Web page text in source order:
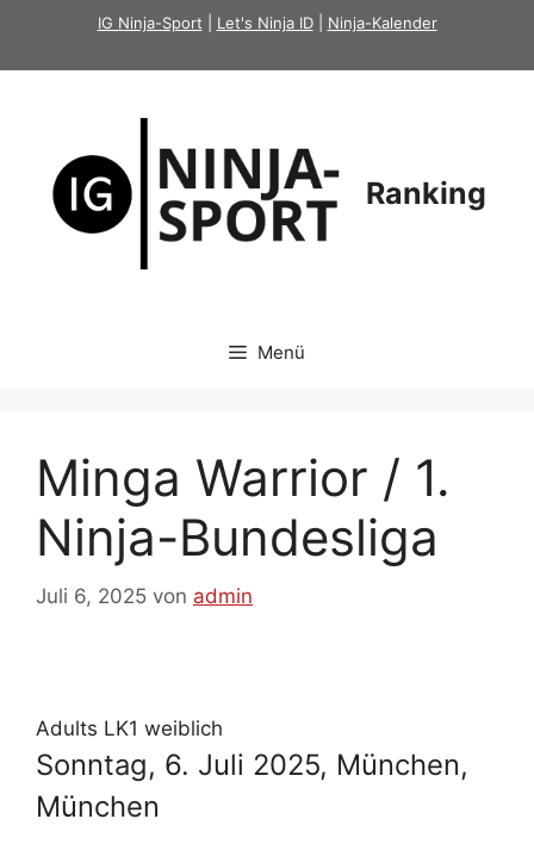
springen
IG Ninja-Sport Let's Ninja ID| Ninja-Kalender
Ranking
Menü
Minga Warrior / 1.
Ninja-Bundesliga
Juli 6, 2025 von admin
Adults LK1 weiblich
Sonntag, 6. Juli 2025, München,
München